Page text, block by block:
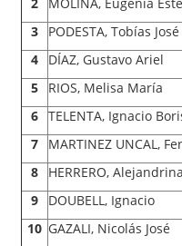
3
PODESTA, Tobías José
4
DÍAZ, Gustavo Ariel
5
RIOS, Melisa María
6 TELENTA, Ignacio
7
MARTINEZ UNCAL,
8
HERRERO, Alejandrina
9
DOUBELL, Ignacio
10 GAZALI, Nicolás José